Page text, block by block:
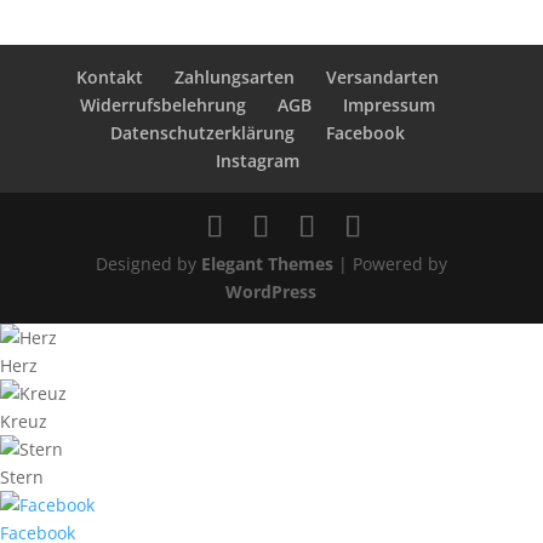
Kontakt Zahlungsarten
Versandarten
Widerrufsbelehrung
AGB
Impressum
Datenschutzerklärung
Facebook
Instagram
Designed by Elegant Themes| Powered by
WordPress
Herz
Kreuz
Stern
Facebook